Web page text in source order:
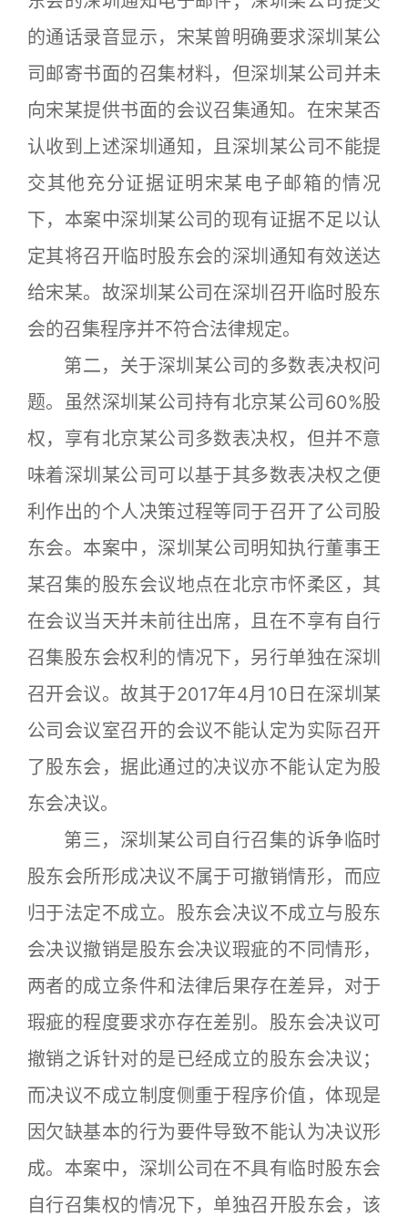
的通话录音显示，宋某曾明确要求深圳某公
司邮寄书面的召集材料，但深圳某公司并未
向宋某提供书面的会议召集通知。在宋某否
认收到上述深圳通知，且深圳某公司不能提
交其他充分证据证明宋某电子邮箱的情况
下，本案中深圳某公司的现有证据不足以认
定其将召开临时股东会的深圳通知有效送达
给宋某。故深圳某公司在深圳召开临时股东
会的召集程序并不符合法律规定。
第二，关于深圳某公司的多数表决权问
题。虽然深圳某公司持有北京某公司60%股
权，享有北京某公司多数表决权，但并不意
味着深圳某公司可以基于其多数表决权之便
利作出的个人决策过程等同于召开了公司股
东会。本案中，深圳某公司明知执行董事王
某召集的股东会议地点在北京市怀柔区，其
在会议当天并未前往出席，且在不享有自行
召集股东会权利的情况下，另行单独在深圳
召开会议。故其于2017年4月10日在深圳某
公司会议室召开的会议不能认定为实际召开
了股东会，据此通过的决议亦不能认定为股
东会决议。
第三，深圳某公司自行召集的诉争临时
股东会所形成决议不属于可撤销情形，而应
归于法定不成立。股东会决议不成立与股东
会决议撤销是股东会决议瑕疵的不同情形，
两者的成立条件和法律后果存在差异，对于
瑕疵的程度要求亦存在差别。股东会决议可
撤销之诉针对的是已经成立的股东会决议；
而决议不成立制度侧重于程序价值，体现是
因欠缺基本的行为要件导致不能认为决议形
成。本案中，深圳公司在不具有临时股东会
自行召集权的情况下，单独召开股东会，该